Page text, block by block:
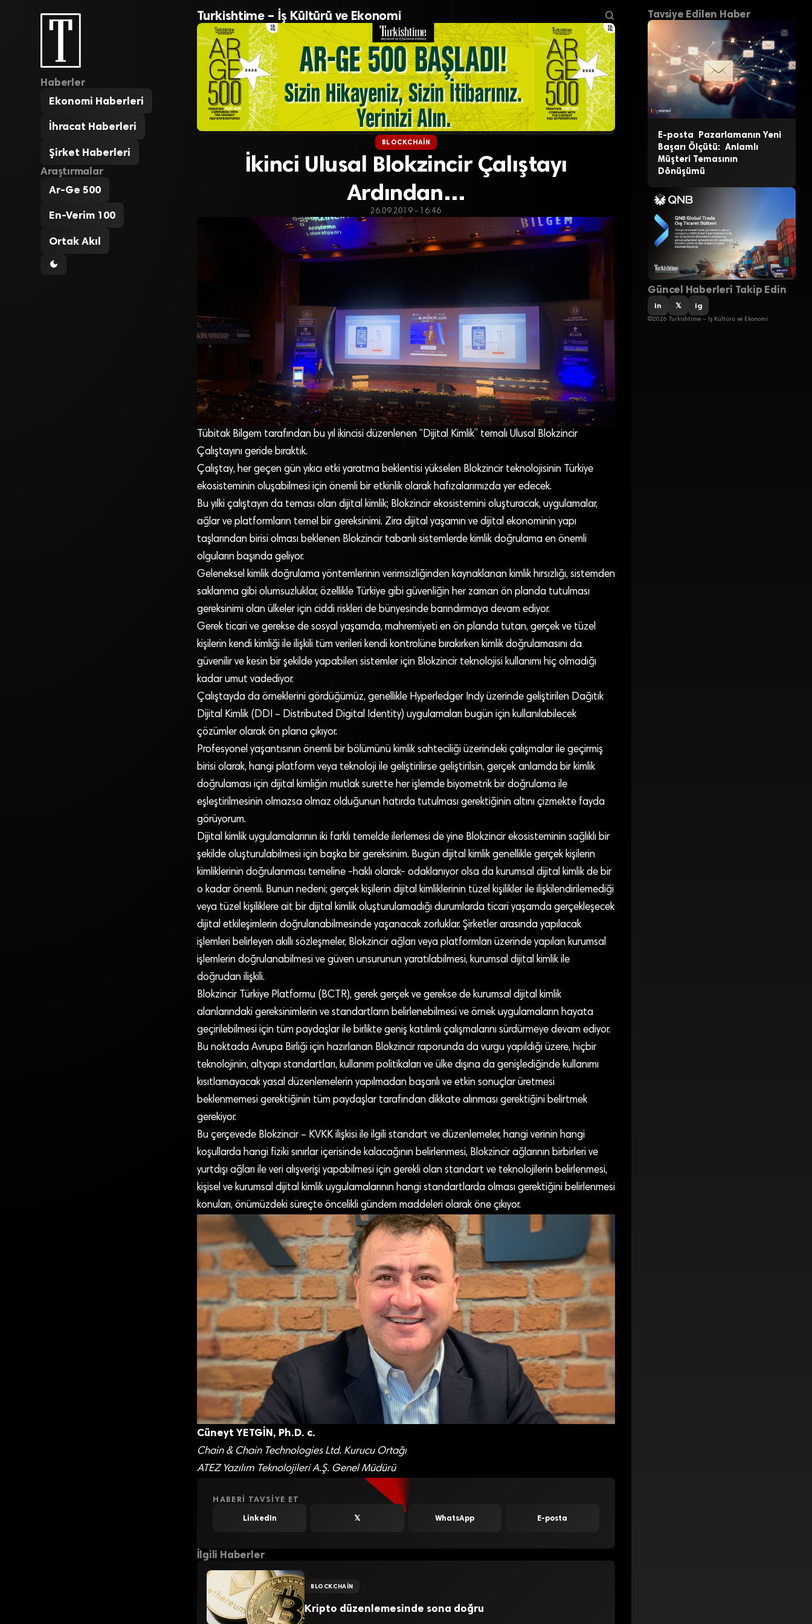
Haberler
Ekonomi Haberleri
İhracat Haberleri
Şirket Haberleri
Araştırmalar
Ar-Ge 500
En-Verim 100
Ortak Akıl
Turkishtime – İş Kültürü ve Ekonomi
BLOCKCHAIN
İkinci Ulusal Blokzincir Çalıştayı
Ardından…
26.09.2019 - 16:46
Tübitak Bilgem tarafından bu yıl ikincisi düzenlenen “Dijital Kimlik” temalı Ulusal Blokzincir
Çalıştayını geride bıraktık.
Çalıştay, her geçen gün yıkıcı etki yaratma beklentisi yükselen Blokzincir teknolojisinin Türkiye
ekosisteminin oluşabilmesi için önemli bir etkinlik olarak hafızalarımızda yer edecek.
Bu yılki çalıştayın da teması olan dijital kimlik; Blokzincir ekosistemini oluşturacak, uygulamalar,
ağlar ve platformların temel bir gereksinimi. Zira dijital yaşamın ve dijital ekonominin yapı
taşlarından birisi olması beklenen Blokzincir tabanlı sistemlerde kimlik doğrulama en önemli
olguların başında geliyor.
Geleneksel kimlik doğrulama yöntemlerinin verimsizliğinden kaynaklanan kimlik hırsızlığı, sistemden
saklanma gibi olumsuzluklar, özellikle Türkiye gibi güvenliğin her zaman ön planda tutulması
gereksinimi olan ülkeler için ciddi riskleri de bünyesinde barındırmaya devam ediyor.
Gerek ticari ve gerekse de sosyal yaşamda, mahremiyeti en ön planda tutan, gerçek ve tüzel
kişilerin kendi kimliği ile ilişkili tüm verileri kendi kontrolüne bırakırken kimlik doğrulamasını da
güvenilir ve kesin bir şekilde yapabilen sistemler için Blokzincir teknolojisi kullanımı hiç olmadığı
kadar umut vadediyor.
Çalıştayda da örneklerini gördüğümüz, genellikle Hyperledger Indy üzerinde geliştirilen Dağıtık
Dijital Kimlik (DDI – Distributed Digital Identity) uygulamaları bugün için kullanılabilecek
çözümler olarak ön plana çıkıyor.
Profesyonel yaşantısının önemli bir bölümünü kimlik sahteciliği üzerindeki çalışmalar ile geçirmiş
birisi olarak, hangi platform veya teknoloji ile geliştirilirse geliştirilsin, gerçek anlamda bir kimlik
doğrulaması için dijital kimliğin mutlak surette her işlemde biyometrik bir doğrulama ile
eşleştirilmesinin olmazsa olmaz olduğunun hatırda tutulması gerektiğinin altını çizmekte fayda
görüyorum.
Dijital kimlik uygulamalarının iki farklı temelde ilerlemesi de yine Blokzincir ekosisteminin sağlıklı bir
şekilde oluşturulabilmesi için başka bir gereksinim. Bugün dijital kimlik genellikle gerçek kişilerin
kimliklerinin doğrulanması temeline -haklı olarak- odaklanıyor olsa da kurumsal dijital kimlik de bir
o kadar önemli. Bunun nedeni; gerçek kişilerin dijital kimliklerinin tüzel kişilikler ile ilişkilendirilemediği
veya tüzel kişiliklere ait bir dijital kimlik oluşturulamadığı durumlarda ticari yaşamda gerçekleşecek
dijital etkileşimlerin doğrulanabilmesinde yaşanacak zorluklar. Şirketler arasında yapılacak
işlemleri belirleyen akıllı sözleşmeler, Blokzincir ağları veya platformları üzerinde yapılan kurumsal
işlemlerin doğrulanabilmesi ve güven unsurunun yaratılabilmesi, kurumsal dijital kimlik ile
doğrudan ilişkili.
Blokzincir Türkiye Platformu (BCTR), gerek gerçek ve gerekse de kurumsal dijital kimlik
alanlarındaki gereksinimlerin ve standartların belirlenebilmesi ve örnek uygulamaların hayata
geçirilebilmesi için tüm paydaşlar ile birlikte geniş katılımlı çalışmalarını sürdürmeye devam ediyor.
Bu noktada Avrupa Birliği için hazırlanan Blokzincir raporunda da vurgu yapıldığı üzere, hiçbir
teknolojinin, altyapı standartları, kullanım politikaları ve ülke dışına da genişlediğinde kullanımı
kısıtlamayacak yasal düzenlemelerin yapılmadan başarılı ve etkin sonuçlar üretmesi
beklenmemesi gerektiğinin tüm paydaşlar tarafından dikkate alınması gerektiğini belirtmek
gerekiyor.
Bu çerçevede Blokzincir – KVKK ilişkisi ile ilgili standart ve düzenlemeler, hangi verinin hangi
koşullarda hangi fiziki sınırlar içerisinde kalacağının belirlenmesi, Blokzincir ağlarının birbirleri ve
yurtdışı ağları ile veri alışverişi yapabilmesi için gerekli olan standart ve teknolojilerin belirlenmesi,
kişisel ve kurumsal dijital kimlik uygulamalarının hangi standartlarda olması gerektiğini belirlenmesi
konuları, önümüzdeki süreçte öncelikli gündem maddeleri olarak öne çıkıyor.
Cüneyt YETGİN, Ph.D. c.
Chain & Chain Technologies Ltd. Kurucu Ortağı
ATEZ Yazılım Teknolojileri A.Ş. Genel Müdürü
HABERI TAVSIYE ET
LinkedIn 𝕏 WhatsApp E-posta
İlgili Haberler
BLOCKCHAIN
Kripto düzenlemesinde sona doğru
Tavsiye Edilen Haber
E-posta Pazarlamanın Yeni
Başarı Ölçütü: Anlamlı
Müşteri Temasının
Dönüşümü
Güncel Haberleri Takip Edin
in 𝕏 ig
©2026 Turkishtime – İş Kültürü ve Ekonomi